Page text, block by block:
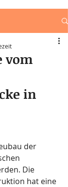
vom
in
bewertet.
der
Die
hat eine